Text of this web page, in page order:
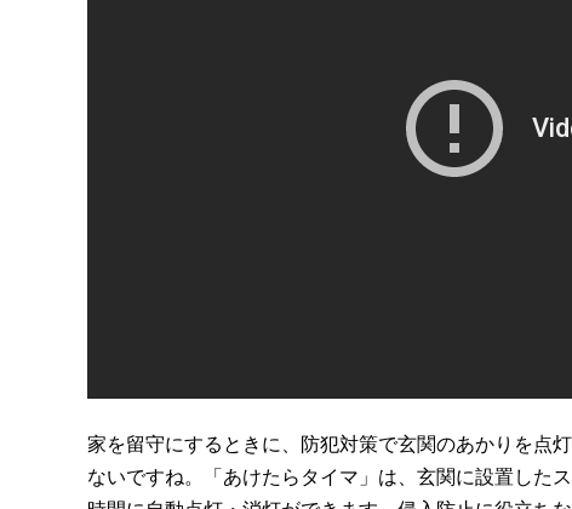
家を留守にするときに、防犯対策で玄関のあかりを点
ないですね。「あけたらタイマ」は、玄関に設置した